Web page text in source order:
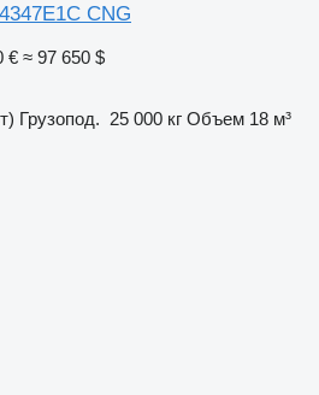
CNG
€ ≈ 97 650 $
Грузопод. 25 000 кг Объем 18 м³